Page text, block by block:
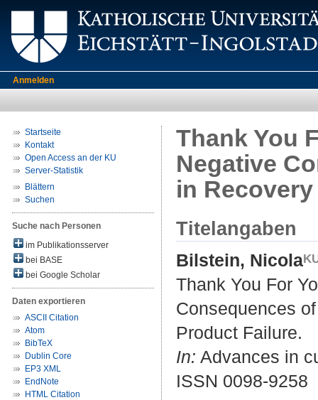
Anmelden
Startseite
Kontakt
Open Access an der KU
Server-Statistik
Blättern
Suchen
Suche nach Personen
im Publikationsserver
bei BASE
bei Google Scholar
Daten exportieren
ASCII Citation
Atom
BibTeX
Dublin Core
EP3 XML
EndNote
HTML Citation
Thank You
Negative
in
Titelangaben
Bilstein, Nicola
Thank You For
Consequences
Product Failure.
In: Advances in
ISSN 0098-9258